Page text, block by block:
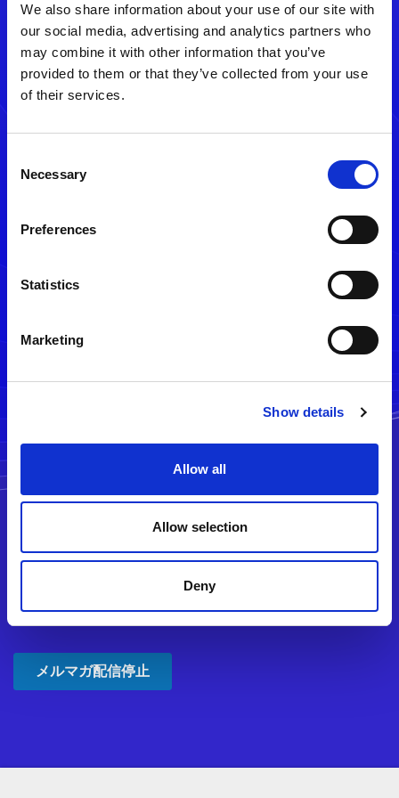
We also share information about your use of our site with
our social media, advertising and analytics partners who
may combine it with other information that you’ve
provided to them or that they’ve collected from your use
of their services.
Selection
Necessary
Preferences
Statistics
Marketing
Show details
Allow all
Allow selection
Deny
メールアドレスをご確認のうえ、
再度手続きを行ってください。
メルマガ配信停止